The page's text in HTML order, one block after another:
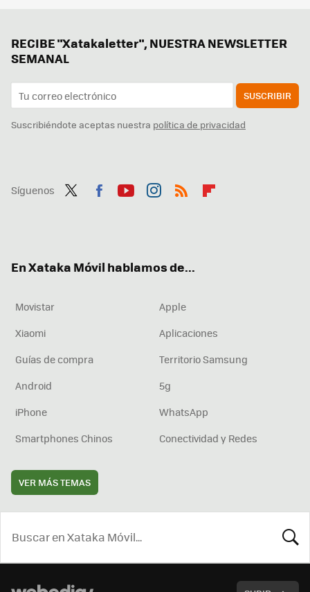
RECIBE "Xatakaletter", NUESTRA NEWSLETTER
SEMANAL
SUSCRIBIR
Suscribiéndote aceptas nuestra política de privacidad
Síguenos
En Xataka Móvil hablamos de...
Movistar
Apple
Xiaomi
Aplicaciones
Guías de compra
Territorio Samsung
Android
5g
iPhone
WhatsApp
Smartphones Chinos
Conectividad y Redes
VER MÁS TEMAS